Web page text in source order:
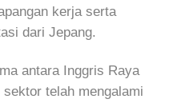
kerja serta
dari Jepang.
antara Inggris Raya
telah mengalami